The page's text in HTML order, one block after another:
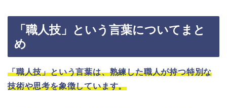
「職人技」という言葉についてまと
め
「職人技」という言葉は、熟練した職人が持つ特別な
技術や思考を象徴しています。